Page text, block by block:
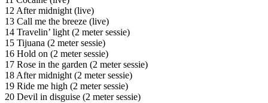
12 After midnight (live)
13 Call me the breeze (live)
14 Travelin’ light (2 meter sessie)
15 Tijuana (2 meter sessie)
16 Hold on (2 meter sessie)
17 Rose in the garden (2 meter sessie)
18 After midnight (2 meter sessie)
19 Ride me high (2 meter sessie)
20 Devil in disguise (2 meter sessie)